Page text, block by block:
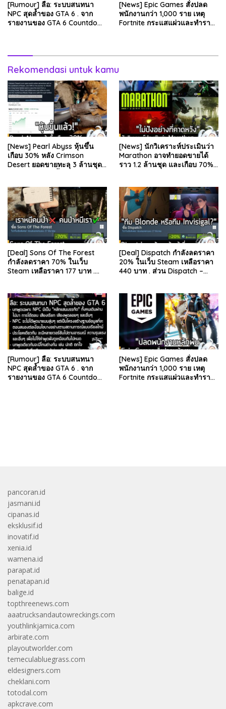
[Rumour] ลือ: ระบบสนทนา
NPC สุดล้ำของ GTA 6 . จาก
รายงานของ GTA 6 Countdown
[News] Epic Games สั่งปลด
พนักงานกว่า 1,000 ราย เหตุ
Fortnite กระแสแผ่วและทำราย
Rekomendasi untuk kamu
[News] Pearl Abyss หุ้นขึ้น
เกือบ 30% หลัง Crimson
Desert ยอดขายทะลุ 3 ล้านชุด
[News] นักวิเคราะห์ประเมินว่า
Marathon อาจทำยอดขายได้
ราว 1.2 ล้านชุด และเกือบ 70%
[Deal] Sons Of The Forest
กำลังลดราคา 70% ในเว็บ
Steam เหลือราคา 177 บาท .
[Deal] Dispatch กำลังลดราคา
20% ในเว็บ Steam เหลือราคา
440 บาท . ส่วน Dispatch –
[Rumour] ลือ: ระบบสนทนา
NPC สุดล้ำของ GTA 6 . จาก
รายงานของ GTA 6 Countdown
[News] Epic Games สั่งปลด
พนักงานกว่า 1,000 ราย เหตุ
Fortnite กระแสแผ่วและทำราย
pancoran.id
jasmani.id
cipanas.id
eksklusif.id
inovatif.id
xenia.id
wamena.id
parapat.id
penatapan.id
balige.id
topthreenews.com
aaatrucksandautowreckings.com
youthlinkjamica.com
arbirate.com
playoutworlder.com
temeculabluegrass.com
eldesigners.com
cheklani.com
totodal.com
apkcrave.com